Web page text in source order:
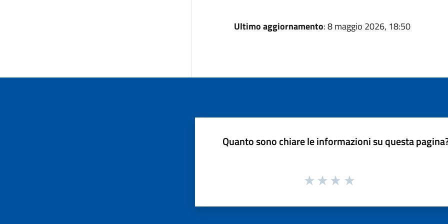
Ultimo aggiornamento: 8 maggio 2026, 18:50
Quanto sono chiare le informazioni su questa